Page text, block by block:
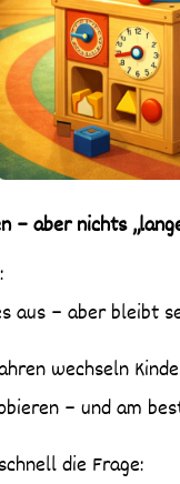
– aber nichts
aus – aber bleibt
wechseln
– und am
die Frage: